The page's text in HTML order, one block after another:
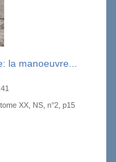
la manoeuvre...
XX, NS, n°2, p15